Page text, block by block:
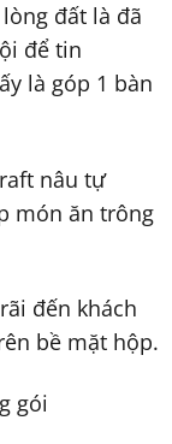
đất là đã
để tin
là góp 1 bàn
nâu tự
món ăn trông
đến khách
bề mặt hộp.
gói